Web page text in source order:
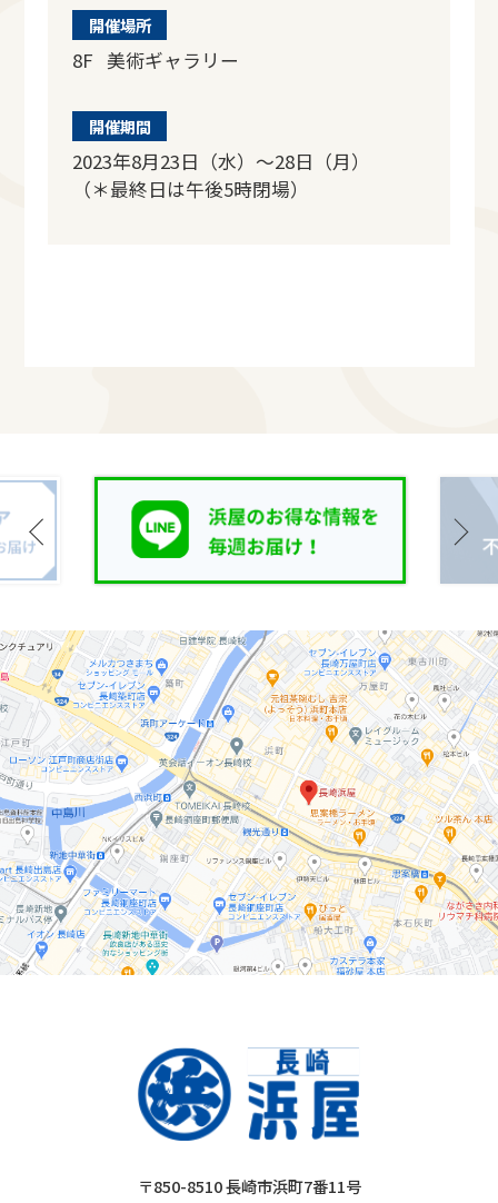
開催場所
8F 美術ギャラリー
開催期間
2023年8月23日（水）～28日（月）
（＊最終日は午後5時閉場）
〒850-8510 長崎市浜町7番11号